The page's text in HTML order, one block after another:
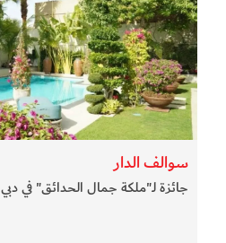
سوالف الدار
جائزة لـ"ملكة جمال الحدائق" في دبي